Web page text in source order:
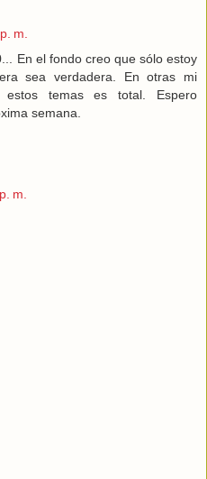
m.
En el fondo creo que sólo estoy
sea verdadera. En otras mi
estos temas es total. Espero
semana.
m.